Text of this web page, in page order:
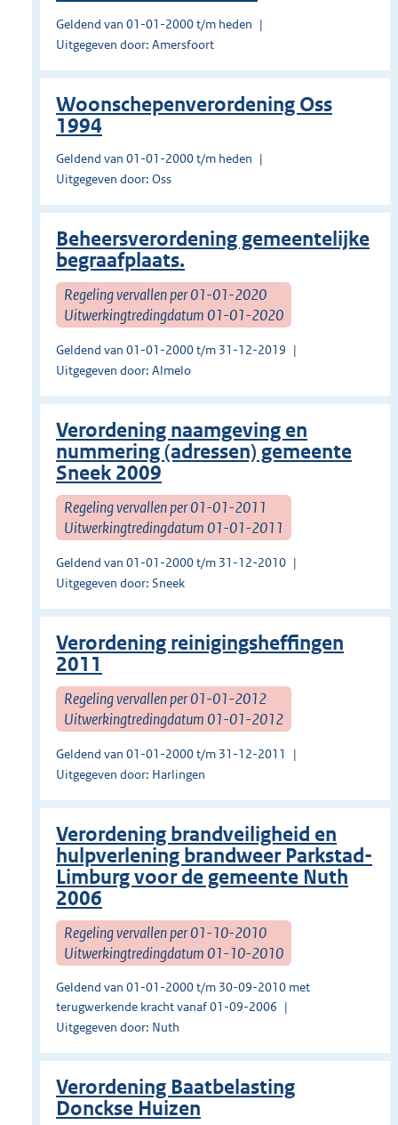
Geldend van 01-01-2000 t/m heden
Uitgegeven door: Amersfoort
Woonschepenverordening Oss
1994
Geldend van 01-01-2000 t/m heden
Uitgegeven door: Oss
Beheersverordening gemeentelijke
begraafplaats.
Regeling vervallen per 01-01-2020
Uitwerkingtredingdatum 01-01-2020
Geldend van 01-01-2000 t/m 31-12-2019
Uitgegeven door: Almelo
Verordening naamgeving en
nummering (adressen) gemeente
Sneek 2009
Regeling vervallen per 01-01-2011
Uitwerkingtredingdatum 01-01-2011
Geldend van 01-01-2000 t/m 31-12-2010
Uitgegeven door: Sneek
Verordening reinigingsheffingen
2011
Regeling vervallen per 01-01-2012
Uitwerkingtredingdatum 01-01-2012
Geldend van 01-01-2000 t/m 31-12-2011
Uitgegeven door: Harlingen
Verordening brandveiligheid en
hulpverlening brandweer Parkstad-
Limburg voor de gemeente Nuth
2006
Regeling vervallen per 01-10-2010
Uitwerkingtredingdatum 01-10-2010
Geldend van 01-01-2000 t/m 30-09-2010 met
terugwerkende kracht vanaf 01-09-2006
Uitgegeven door: Nuth
Verordening Baatbelasting
Donckse Huizen